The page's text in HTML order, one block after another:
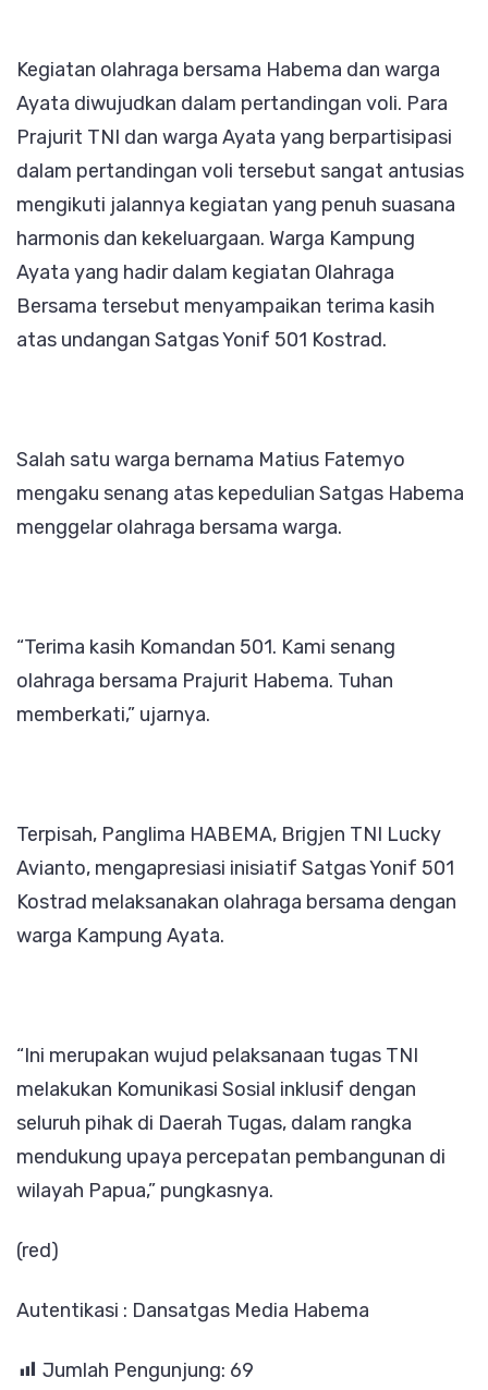
Kegiatan olahraga bersama Habema dan warga
Ayata diwujudkan dalam pertandingan voli. Para
Prajurit TNI dan warga Ayata yang berpartisipasi
dalam pertandingan voli tersebut sangat antusias
mengikuti jalannya kegiatan yang penuh suasana
harmonis dan kekeluargaan. Warga Kampung
Ayata yang hadir dalam kegiatan Olahraga
Bersama tersebut menyampaikan terima kasih
atas undangan Satgas Yonif 501 Kostrad.
Salah satu warga bernama Matius Fatemyo
mengaku senang atas kepedulian Satgas Habema
menggelar olahraga bersama warga.
“Terima kasih Komandan 501. Kami senang
olahraga bersama Prajurit Habema. Tuhan
memberkati,” ujarnya.
Terpisah, Panglima HABEMA, Brigjen TNI Lucky
Avianto, mengapresiasi inisiatif Satgas Yonif 501
Kostrad melaksanakan olahraga bersama dengan
warga Kampung Ayata.
“Ini merupakan wujud pelaksanaan tugas TNI
melakukan Komunikasi Sosial inklusif dengan
seluruh pihak di Daerah Tugas, dalam rangka
mendukung upaya percepatan pembangunan di
wilayah Papua,” pungkasnya.
(red)
Autentikasi : Dansatgas Media Habema
Jumlah Pengunjung: 69